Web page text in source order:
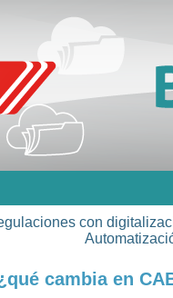
con
cambia en